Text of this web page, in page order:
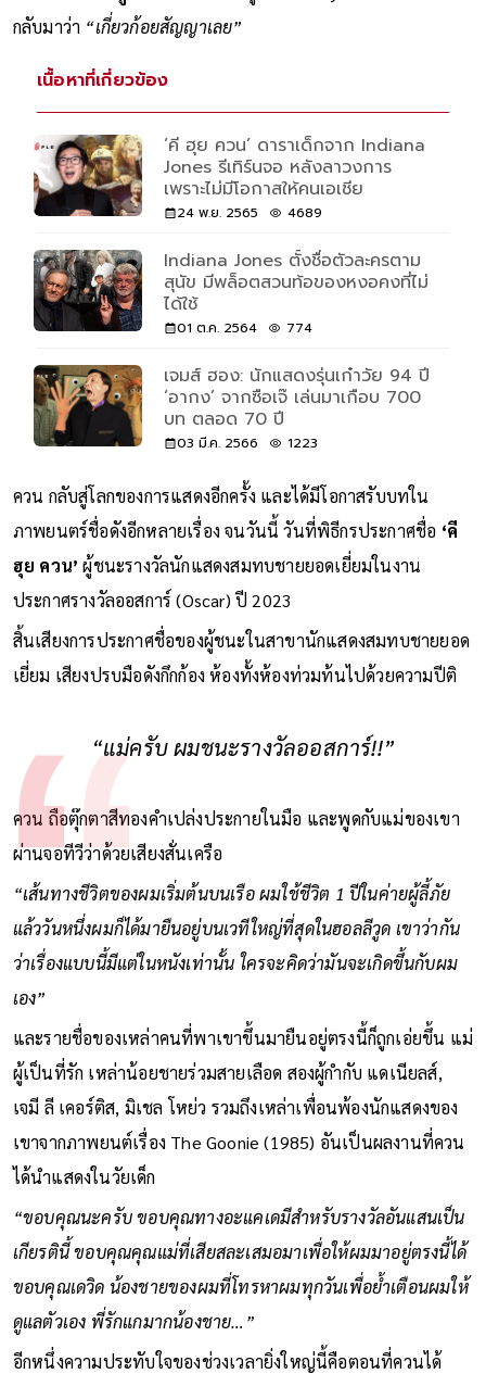
กลับมาว่า “เกี่ยวก้อยสัญญาเลย”
เนื้อหาที่เกี่ยวข้อง
‘คี ฮุย ควน’ ดาราเด็กจาก Indiana
Jones รีเทิร์นจอ หลังลาวงการ
เพราะไม่มีโอกาสให้คนเอเชีย
24 พ.ย. 2565 4689
Indiana Jones ตั้งชื่อตัวละครตาม
สุนัข มีพล็อตสวนท้อของหงอคงที่ไม่
ได้ใช้
01 ต.ค. 2564 774
เจมส์ ฮอง: นักแสดงรุ่นเก๋าวัย 94 ปี
‘อากง’ จากซือเจ๊ เล่นมาเกือบ 700
บท ตลอด 70 ปี
03 มี.ค. 2566 1223
ควน กลับสู่โลกของการแสดงอีกครั้ง และได้มีโอกาสรับบทใน
ภาพยนตร์ชื่อดังอีกหลายเรื่อง จนวันนี้ วันที่พิธีกรประกาศชื่อ ‘คี
ฮุย ควน’ผู้ชนะรางวัลนักแสดงสมทบชายยอดเยี่ยมในงาน
ประกาศรางวัลออสการ์ (Oscar) ปี 2023
สิ้นเสียงการประกาศชื่อของผู้ชนะในสาขานักแสดงสมทบชายยอด
เยี่ยม เสียงปรบมือดังกึกก้อง ห้องทั้งห้องท่วมท้นไปด้วยความปีติ
“แม่ครับ ผมชนะรางวัลออสการ์!!”
ควน ถือตุ๊กตาสีทองคำเปล่งประกายในมือ และพูดกับแม่ของเขา
ผ่านจอทีวีว่าด้วยเสียงสั่นเครือ
“เส้นทางชีวิตของผมเริ่มต้นบนเรือ ผมใช้ชีวิต 1 ปีในค่ายผู้ลี้ภัย
แล้ววันหนึ่งผมก็ได้มายืนอยู่บนเวทีใหญ่ที่สุดในฮอลลีวูด เขาว่ากัน
ว่าเรื่องแบบนี้มีแต่ในหนังเท่านั้น ใครจะคิดว่ามันจะเกิดขึ้นกับผม
เอง”
และรายชื่อของเหล่าคนที่พาเขาขึ้นมายืนอยู่ตรงนี้ก็ถูกเอ่ยขึ้น แม่
ผู้เป็นที่รัก เหล่าน้อยชายร่วมสายเลือด สองผู้กำกับ แดเนียลส์,
เจมี ลี เคอร์ติส, มิเชล โหย่ว รวมถึงเหล่าเพื่อนพ้องนักแสดงของ
เขาจากภาพยนต์เรื่อง The Goonie (1985) อันเป็นผลงานที่ควน
ได้นำแสดงในวัยเด็ก
“ขอบคุณนะครับ ขอบคุณทางอะแคเดมีสำหรับรางวัลอันแสนเป็น
เกียรตินี้ ขอบคุณคุณแม่ที่เสียสละเสมอมาเพื่อให้ผมมาอยู่ตรงนี้ได้
ขอบคุณเดวิด น้องชายของผมที่โทรหาผมทุกวันเพื่อย้ำเตือนผมให้
ดูแลตัวเอง พี่รักแกมากน้องชาย…”
อีกหนึ่งความประทับใจของช่วงเวลายิ่งใหญ่นี้คือตอนที่ควนได้